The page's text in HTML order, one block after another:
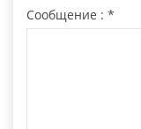
Сообщение : *